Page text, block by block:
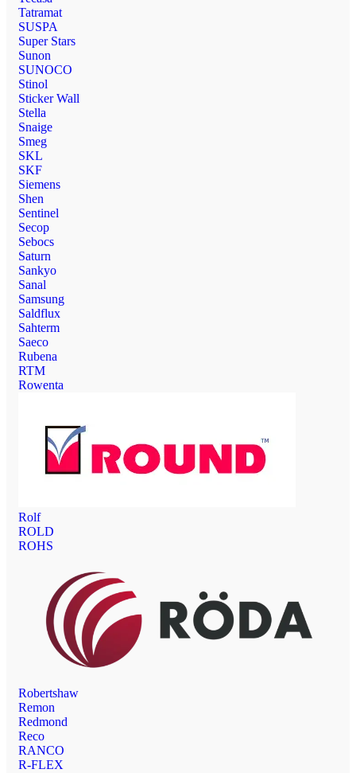
Tatramat
SUSPA
Super Stars
Sunon
SUNOCO
Stinol
Sticker Wall
Stella
Snaige
Smeg
SKL
SKF
Siemens
Shen
Sentinel
Secop
Sebocs
Saturn
Sankyo
Sanal
Samsung
Saldflux
Sahterm
Saeco
Rubena
RTM
Rowenta
Rolf
ROLD
ROHS
Robertshaw
Remon
Redmond
Reco
RANCO
R-FLEX